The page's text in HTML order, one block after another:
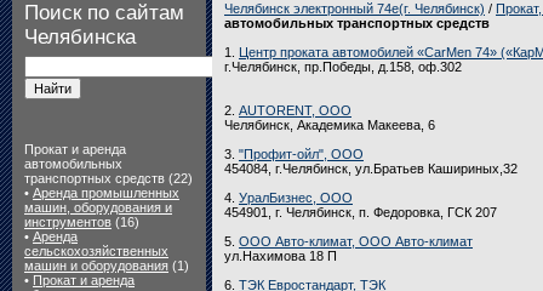
Поиск по сайтам
Челябинска
Прокат и аренда
автомобильных
транспортных средств (22)
• Аренда промышленных
машин, оборудования и
инструментов (16)
• Аренда
сельскохозяйственных
машин и оборудования (1)
• Прокат и аренда
Челябинск электронный 74e(г. Челябинск) /
автомобильных транспортных средств
1. Центр проката автомобилей «CarMen 74»
г.Челябинск, пр.Победы, д.158, оф.302
2. AUTORENT, ООО
Челябинск, Академика Макеева, 6
3. "Профит-ойл", ООО
454084, г.Челябинск, ул.Братьев Кашириных,32
4. УралБизнес, ООО
454901, г. Челябинск, п. Федоровка, ГСК 207
5. ООО Авто-климат, ООО Авто-климат
ул.Нахимова 18 П
6. ТЭК Евростандарт, ТЭК